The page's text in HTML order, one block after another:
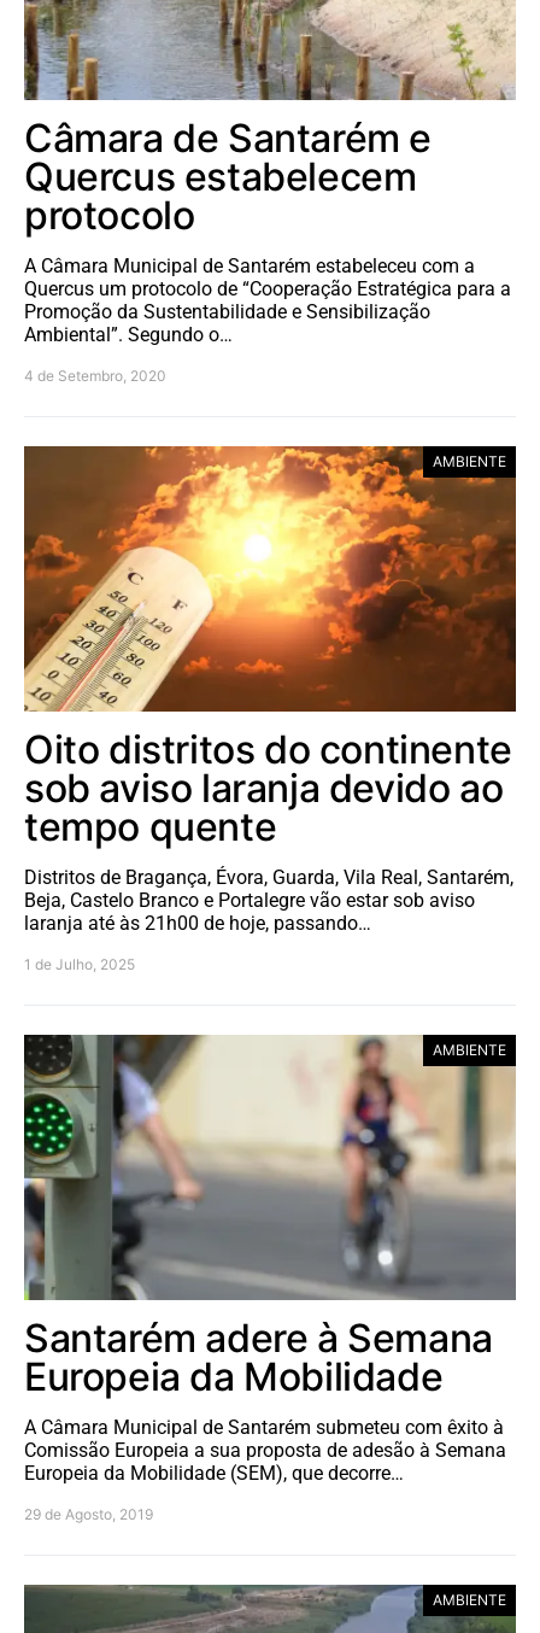
Câmara de Santarém e
Quercus estabelecem
protocolo
A Câmara Municipal de Santarém estabeleceu com a
Quercus um protocolo de “Cooperação Estratégica para a
Promoção da Sustentabilidade e Sensibilização
Ambiental”. Segundo o…
4 de Setembro, 2020
AMBIENTE
Oito distritos do continente
sob aviso laranja devido ao
tempo quente
Distritos de Bragança, Évora, Guarda, Vila Real, Santarém,
Beja, Castelo Branco e Portalegre vão estar sob aviso
laranja até às 21h00 de hoje, passando…
1 de Julho, 2025
AMBIENTE
Santarém adere à Semana
Europeia da Mobilidade
A Câmara Municipal de Santarém submeteu com êxito à
Comissão Europeia a sua proposta de adesão à Semana
Europeia da Mobilidade (SEM), que decorre…
29 de Agosto, 2019
AMBIENTE